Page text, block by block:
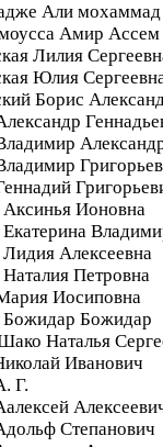
Али мохаммад
Амир Ассем
Лилия
Юлия
Борис
Аксинья Ионовна
Алексеевна
Петровна
Иосиповна
Божидар Божидар
Наталья
Иванович
Г.
Степанович